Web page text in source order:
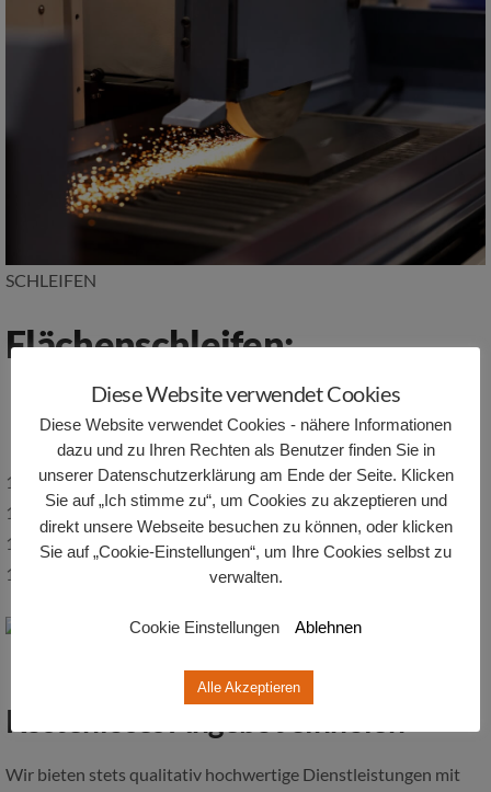
SCHLEIFEN
Flächenschleifen:
max. Länge X = 1500mm
max. Breite Y = 450mm
max. Höhe Z = 250mm
1 Stück Blohm Precimat 306
1 Stück ELB SW 6 VAII
1 Stück Tian Jin M7140
1 Stück Jones & Shipman 540
Kostenloses Angebot einholen
Wir bieten stets qualitativ hochwertige Dienstleistungen mit
Diese Website verwendet Cookies
Diese Website verwendet Cookies - nähere Informationen
dazu und zu Ihren Rechten als Benutzer finden Sie in
unserer Datenschutzerklärung am Ende der Seite. Klicken
Sie auf „Ich stimme zu“, um Cookies zu akzeptieren und
direkt unsere Webseite besuchen zu können, oder klicken
Sie auf „Cookie-Einstellungen“, um Ihre Cookies selbst zu
verwalten.
Cookie Einstellungen Ablehnen
Alle Akzeptieren